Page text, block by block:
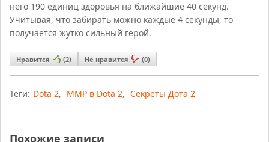
него 190 единиц здоровья на ближайшие 40 секунд.
Учитывая, что забирать можно каждые 4 секунды, то
получается жутко сильный герой.
Нравится (2) Не нравится (0)
Теги: Dota 2, ММР в Dota 2, Секреты Дота 2
Похожие записи